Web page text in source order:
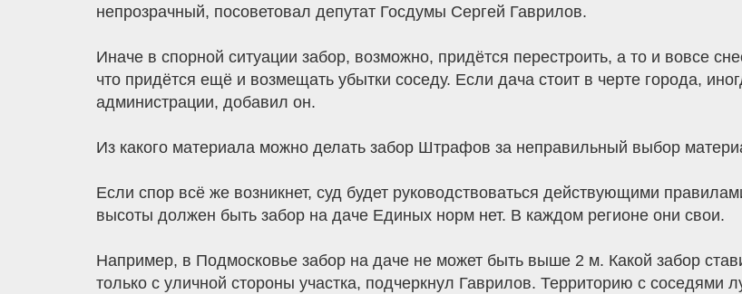
непрозрачный, посоветовал депутат Госдумы Сергей Гаврилов.
Иначе в спорной ситуации забор, возможно, придётся перестроить, а то и вовсе
что придётся ещё и возмещать убытки соседу. Если дача стоит в черте города,
администрации, добавил он.
Из какого материала можно делать забор Штрафов за неправильный выбор
Если спор всё же возникнет, суд будет руководствоваться действующими
высоты должен быть забор на даче Единых норм нет. В каждом регионе они свои.
Например, в Подмосковье забор на даче не может быть выше 2 м. Какой забор
только с уличной стороны участка, подчеркнул Гаврилов. Территорию с соседями